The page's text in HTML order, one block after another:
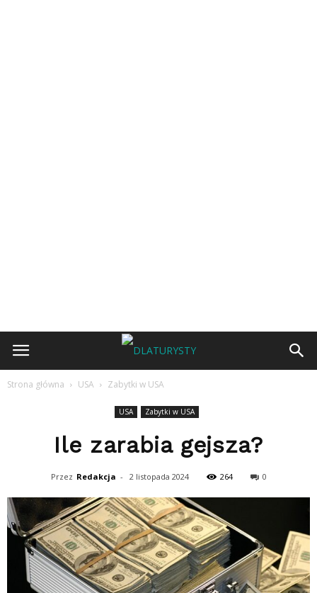
Strona główna USA Zabytki w USA
USA Zabytki w USA
Ile zarabia gejsza?
Przez Redakcja - 2 listopada 2024 264 0